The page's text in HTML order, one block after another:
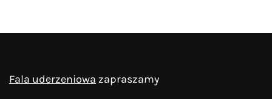
Fala uderzeniowa zapraszamy